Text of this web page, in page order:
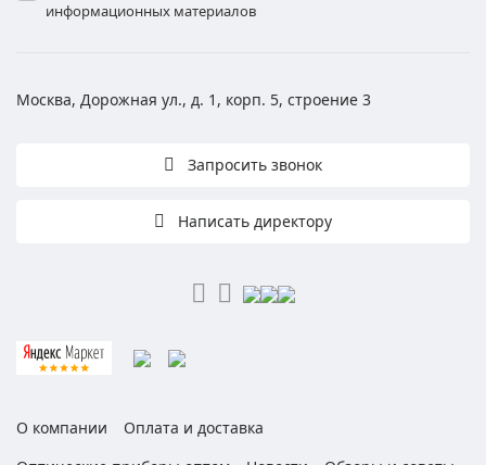
информационных материалов
Москва, Дорожная ул., д. 1, корп. 5, строение 3
Запросить звонок
Написать директору
О компании
Оплата и доставка